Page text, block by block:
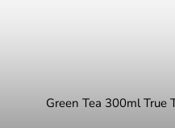
Green Tea 300ml True